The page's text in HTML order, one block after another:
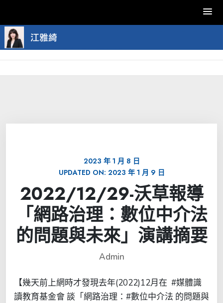
Skip
to
content
2023 年 1 月 8 日
UPDATED ON: 2023 年 1 月 9 日
2022/12/29-沃草報導
「網路治理：數位中介法
的問題與未來」演講摘要
Admin
【幾天前上網時才發現去年(2022)12月在 #媒體識
讀教育基金會 談「網路治理：#數位中介法 的問題與